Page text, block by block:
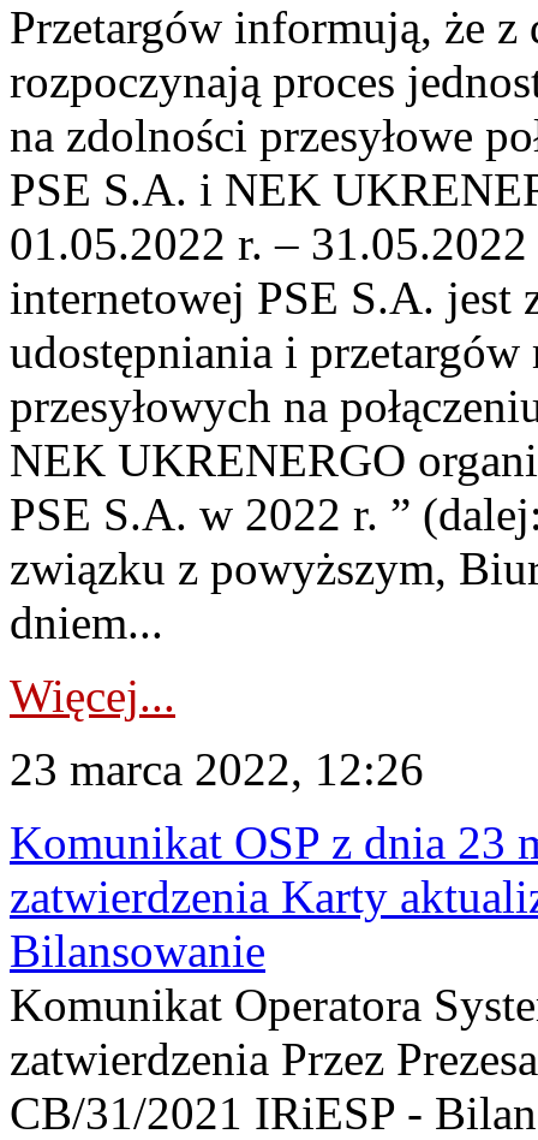
Przetargów informują, że z
rozpoczynają proces
na zdolności przesyłowe
PSE S.A. i NEK
01.05.2022 r. –
internetowej PSE S.A. jest
udostępniania i
przesyłowych na
NEK UKRENERGO
PSE S.A. w 2022 r. ”
związku z powyższym,
dniem...
Więcej...
23 marca 2022, 12:26
Komunikat OSP z dnia 23
zatwierdzenia Karty
Bilansowanie
Komunikat Operatora
zatwierdzenia Przez
CB/31/2021 IRiESP -